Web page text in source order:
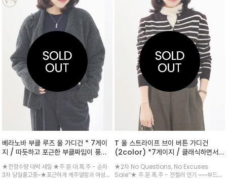
베라노바 부클 루즈 울 가디건 * 7게이
지 / 따듯하고 포근한 부클짜임이 풍성
버하면서 세련된 핏
★한정수량 대박 세일 ★주 문.대.폭.주 - 순차
3차 당일출고중~★포근하게 케주얼함과 여성스
T 울 스트라이프 브이 버튼 가디건
(2color) *7게이지 / 클래식하면서도
가디건
★2차 No Questions, No Excuses
Sale”★ 주.문.폭.주 - 전컬러 인기 ~~~부드러